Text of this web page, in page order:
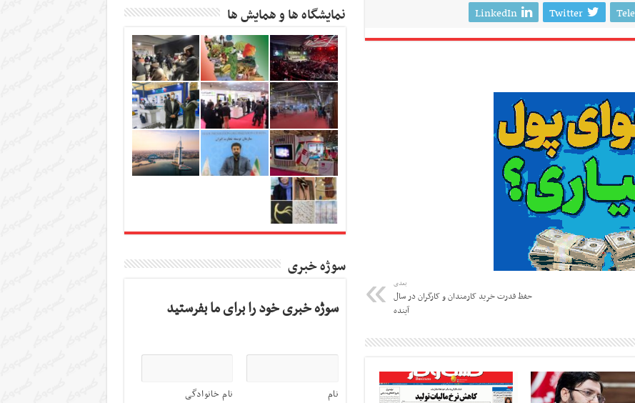
Twitter
LinkedIn
بعدی
حفظ قدرت خرید کارمندان و کارگران در سال
آینده
نمایشگاه ها و همایش ها
سوژه خبری
سوژه خبری خود را برای ما بفرستید
نام نام خانوادگی